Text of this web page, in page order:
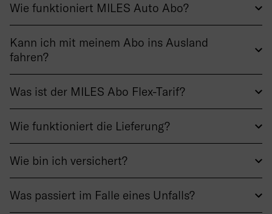
Wie funktioniert MILES Auto Abo?
Kann ich mit meinem Abo ins Ausland
fahren?
Was ist der MILES Abo Flex-Tarif?
Wie funktioniert die Lieferung?
Wie bin ich versichert?
Was passiert im Falle eines Unfalls?